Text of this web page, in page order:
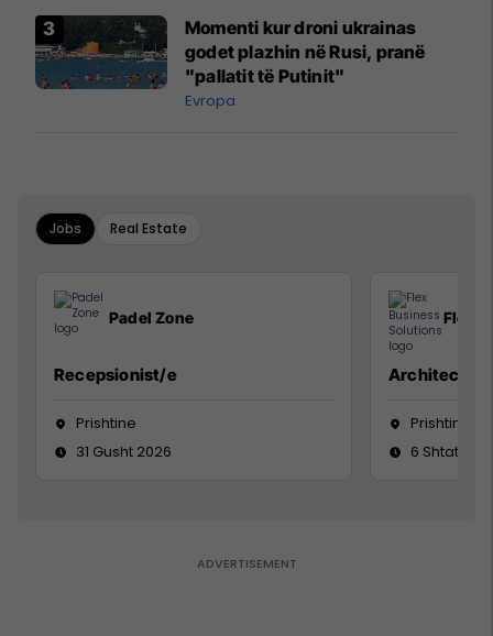
Momenti kur droni ukrainas
godet plazhin në Rusi, pranë
"pallatit të Putinit"
Evropa
Jobs Real Estate
Padel Zone
Recepsionist/e
Prishtine
31 Gusht 2026
Flex
Architect
Prishtinë
6 Shtator